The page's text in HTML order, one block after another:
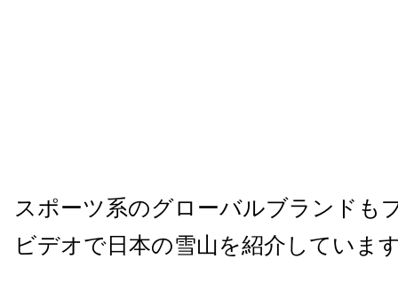
スポーツ系のグローバルブランドも
ビデオで日本の雪山を紹介していま